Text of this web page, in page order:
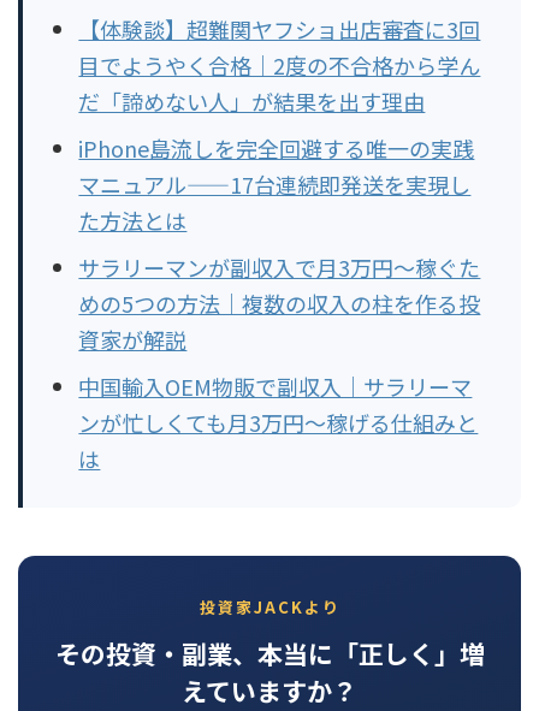
【体験談】超難関ヤフショ出店審査に3回
目でようやく合格｜2度の不合格から学ん
だ「諦めない人」が結果を出す理由
iPhone島流しを完全回避する唯一の実践
マニュアル——17台連続即発送を実現し
た方法とは
サラリーマンが副収入で月3万円〜稼ぐた
めの5つの方法｜複数の収入の柱を作る投
資家が解説
中国輸入OEM物販で副収入｜サラリーマ
ンが忙しくても月3万円〜稼げる仕組みと
は
投資家JACKより
その投資・副業、本当に「正しく」増
えていますか？